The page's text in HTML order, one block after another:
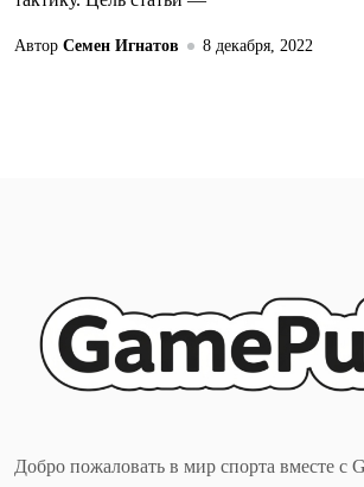
Автор Семен Игнатов 8 декабря, 2022
Добро пожаловать в мир спорта вместе с